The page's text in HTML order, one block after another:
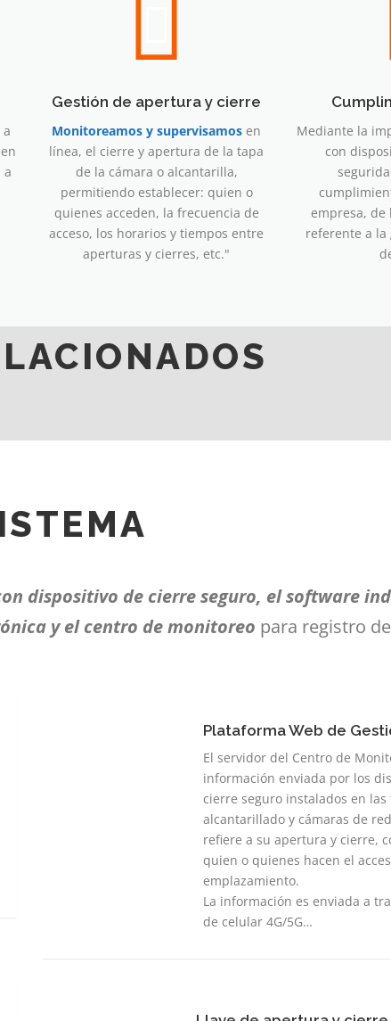
a
Gestión de apertura y cierre
Monitoreamos y supervisamos en
línea, el cierre y apertura de la tapa
de la cámara o alcantarilla,
permitiendo establecer: quien o
quienes acceden, la frecuencia de
acceso, los horarios y tiempos entre
aperturas y cierres, etc."
Mediante la
con
empresa, de
referente a la
dispositivo de cierre seguro, el software
y el centro de monitoreo para registro
Plataforma
Web
de
Gestión
Plataforma Web de
El servidor del Centro de
información enviada por los
cierre seguro instalados en las
alcantarillado y cámaras de
refiere a su apertura y cierre,
quien o quienes hacen el
emplazamiento.
La información es enviada a
de celular 4G/5G…